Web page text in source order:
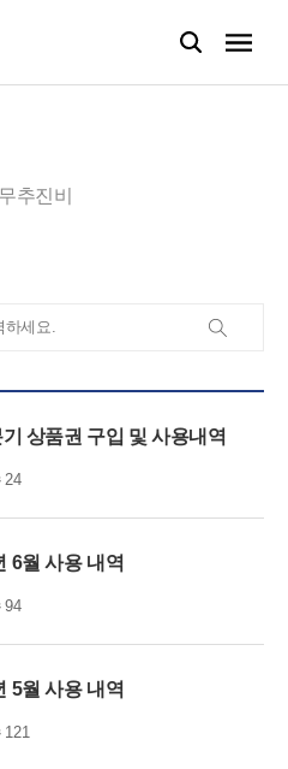
추진비
상품권 구입 및 사용내역
24
6월 사용 내역
94
5월 사용 내역
121